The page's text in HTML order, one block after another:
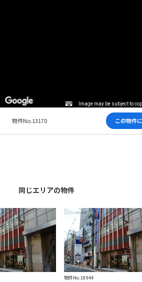
Image may be subject to
物件No.13170 この物件
同じエリアの物件
物件No.18944